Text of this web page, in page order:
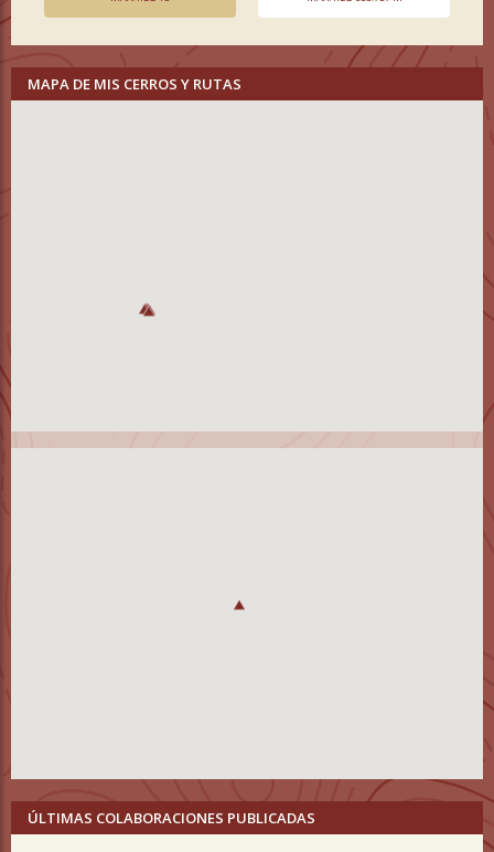
MAPA DE MIS CERROS Y RUTAS
ÚLTIMAS COLABORACIONES PUBLICADAS